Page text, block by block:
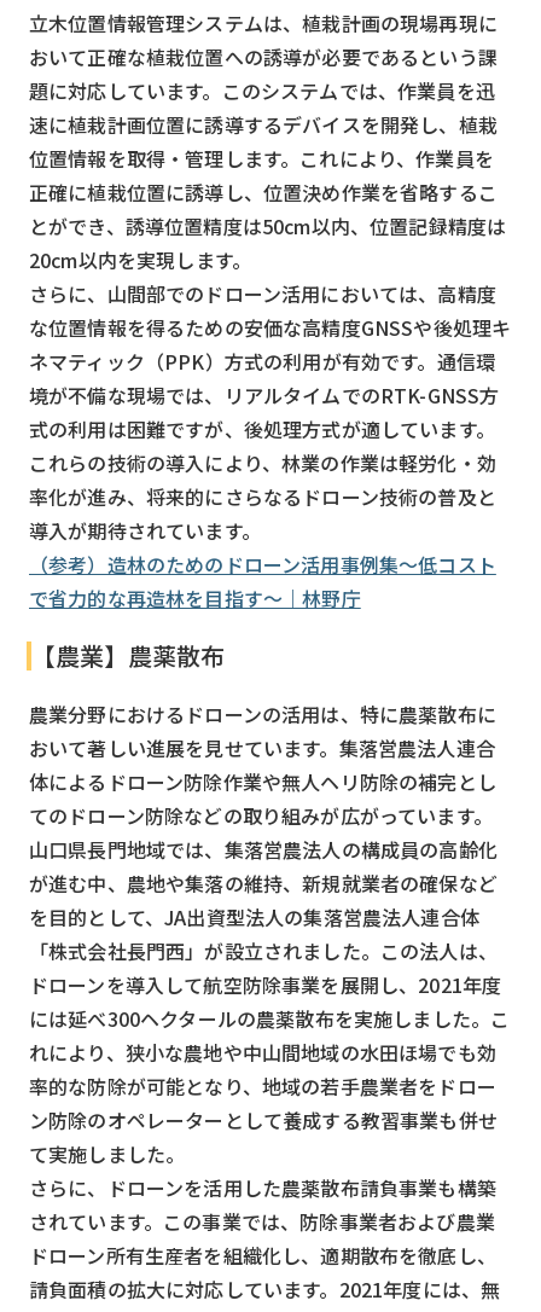
立木位置情報管理システムは、植栽計画の現場再現に
おいて正確な植栽位置への誘導が必要であるという課
題に対応しています。このシステムでは、作業員を迅
速に植栽計画位置に誘導するデバイスを開発し、植栽
位置情報を取得・管理します。これにより、作業員を
正確に植栽位置に誘導し、位置決め作業を省略するこ
とができ、誘導位置精度は50cm以内、位置記録精度は
20cm以内を実現します。
さらに、山間部でのドローン活用においては、高精度
な位置情報を得るための安価な高精度GNSSや後処理キ
ネマティック（PPK）方式の利用が有効です。通信環
境が不備な現場では、リアルタイムでのRTK-GNSS方
式の利用は困難ですが、後処理方式が適しています。
これらの技術の導入により、林業の作業は軽労化・効
率化が進み、将来的にさらなるドローン技術の普及と
導入が期待されています。
（参考）造林のためのドローン活用事例集～低コスト
で省力的な再造林を目指す～｜林野庁
【農業】農薬散布
農業分野におけるドローンの活用は、特に農薬散布に
おいて著しい進展を見せています。集落営農法人連合
体によるドローン防除作業や無人ヘリ防除の補完とし
てのドローン防除などの取り組みが広がっています。
山口県長門地域では、集落営農法人の構成員の高齢化
が進む中、農地や集落の維持、新規就業者の確保など
を目的として、JA出資型法人の集落営農法人連合体
「株式会社長門西」が設立されました。この法人は、
ドローンを導入して航空防除事業を展開し、2021年度
には延べ300ヘクタールの農薬散布を実施しました。こ
れにより、狭小な農地や中山間地域の水田ほ場でも効
率的な防除が可能となり、地域の若手農業者をドロー
ン防除のオペレーターとして養成する教習事業も併せ
て実施しました。
さらに、ドローンを活用した農薬散布請負事業も構築
されています。この事業では、防除事業者および農業
ドローン所有生産者を組織化し、適期散布を徹底し、
請負面積の拡大に対応しています。2021年度には、無